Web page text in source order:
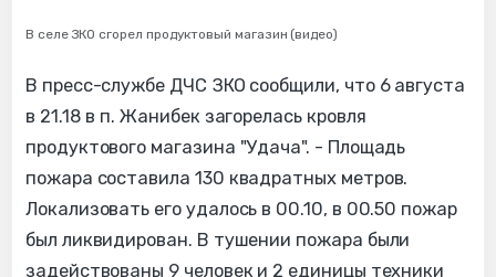
В селе ЗКО сгорел продуктовый магазин (видео)
В пресс-службе ДЧС ЗКО сообщили, что 6 августа
в 21.18 в п. Жанибек загорелась кровля
продуктового магазина "Удача". - Площадь
пожара составила 130 квадратных метров.
Локализовать его удалось в 00.10, в 00.50 пожар
был ликвидирован. В тушении пожара были
задействованы 9 человек и 2 единицы техники